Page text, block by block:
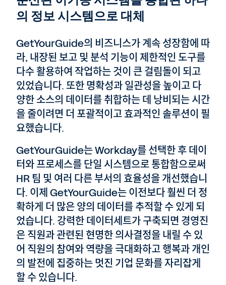
의 정보 시스템으로 대체
GetYourGuide의 비즈니스가 계속 성장함에 따
라, 내장된 보고 및 분석 기능이 제한적인 도구를
다수 활용하여 작업하는 것이 큰 걸림돌이 되고
있었습니다. 또한 명확성과 일관성을 높이고 다
양한 소스의 데이터를 취합하는 데 낭비되는 시간
을 줄이려면 더 포괄적이고 효과적인 솔루션이 필
요했습니다.
GetYourGuide는 Workday를 선택한 후 데이
터와 프로세스를 단일 시스템으로 통합함으로써
HR 팀 및 여러 다른 부서의 효율성을 개선했습니
다. 이제 GetYourGuide는 이전보다 훨씬 더 정
확하게 더 많은 양의 데이터를 추적할 수 있게 되
었습니다. 강력한 데이터세트가 구축되면 경영진
은 직원과 관련된 현명한 의사결정을 내릴 수 있
어 직원의 참여와 역량을 극대화하고 행복과 개인
의 발전에 집중하는 멋진 기업 문화를 자리잡게
할 수 있습니다.